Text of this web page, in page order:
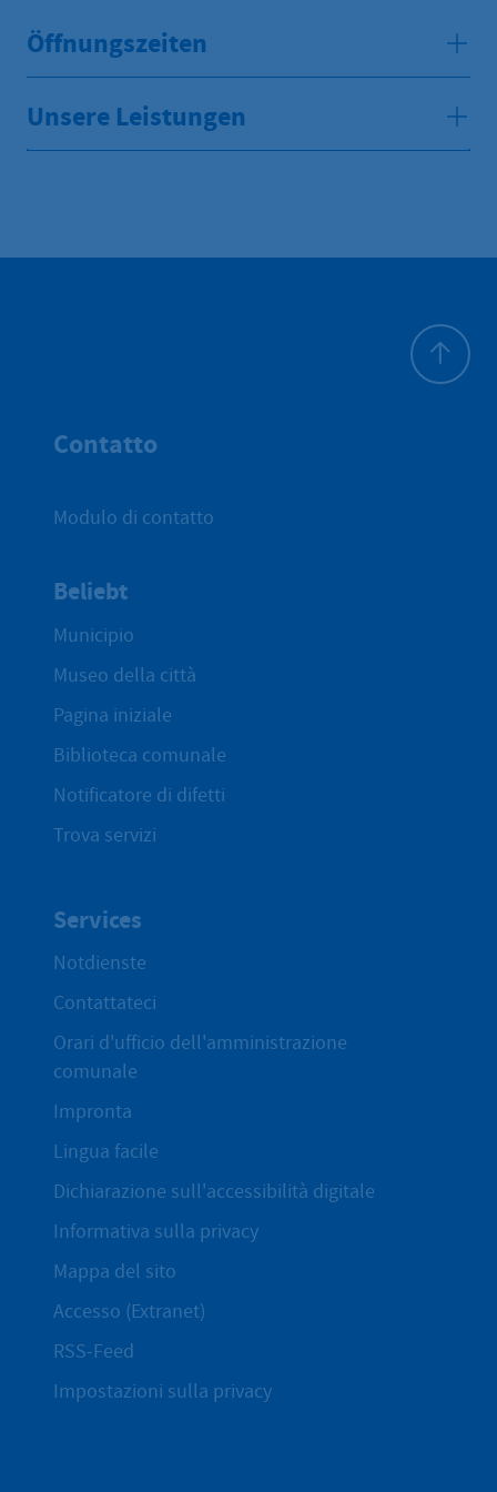
Öffnungszeiten
Unsere Leistungen
Contatto
Modulo di contatto
Beliebt
Municipio
Museo della città
Pagina iniziale
Biblioteca comunale
Notificatore di difetti
Trova servizi
Services
Notdienste
Contattateci
Orari d'ufficio dell'amministrazione
comunale
Impronta
Lingua facile
Dichiarazione sull'accessibilità digitale
Informativa sulla privacy
Mappa del sito
Accesso (Extranet)
RSS-Feed
Impostazioni sulla privacy